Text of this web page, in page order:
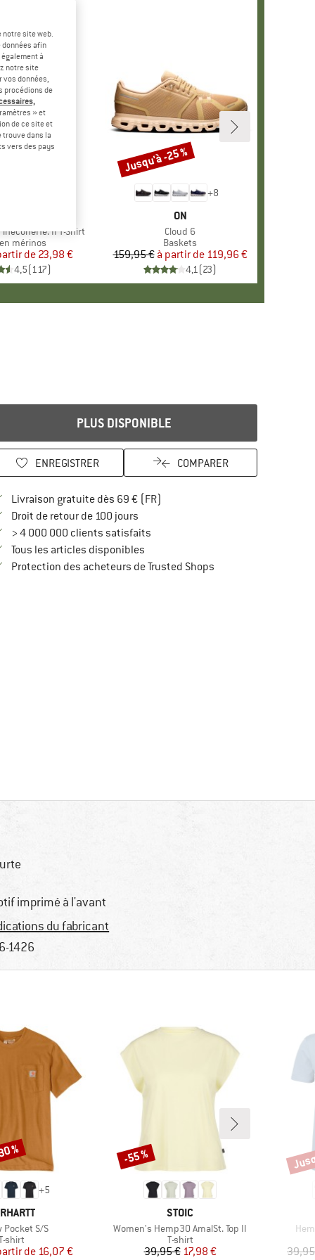
II T-Shirt
group
mérinos
Prix
Prix réduit
de 23,98 €
4,5(117)
%
+8
MARQUE
ON
Article
Cloud 6
Product group
Baskets
Prix
159,95 € Prix réduit
à partir de 119,96 €
4,1(23)
Remise
Jusqu'à -25 %
PLUS DISPONIBLE
ENREGISTRER COMPARER
Livraison gratuite dès 69 € (FR)
Droit de retour de 100 joursTrouve les informations de
> 4 000 000 clients satisfaits
Tous les articles disponibles
Protection des acheteurs de Trusted ShopsTrouve toutes les
imprimé à l'avant
du fabricant
1426
+5
Pocket S/S
group
shirt
Prix
Prix réduit
de 16,07 €
%
MARQUE
STOIC
Article
Women's Hemp30 AmalSt. Top II
Product group
T-shirt
Prix
39,95 €Prix réduit
17,98 €
Remise
-55 %
site web.
afin
à
notre site
données,
procédions de
» et
de ce site et
trouve dans la
vers des pays